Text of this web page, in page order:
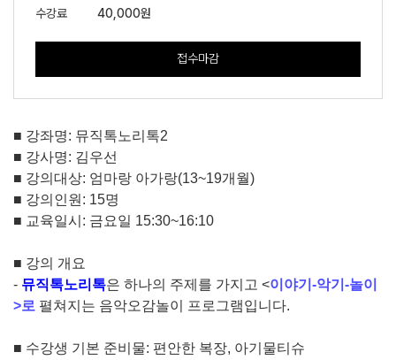
수강료
40,000원
접수마감
■ 강좌명: 뮤직톡노리톡2
■ 강사명: 김우선
■ 강의대상: 엄마랑 아가랑(13~19개월)
■ 강의인원 : 15명
■ 교육일시 : 금요일 15:30~16:10
■ 강의 개요
- 뮤직톡노리톡은 하나의 주제를 가지고 <이야기 -악기 -놀이
>로 펼쳐지는 음악오감놀이 프로그램입니다.
■ 수강생 기본 준비물: 편안한 복장, 아기물티슈